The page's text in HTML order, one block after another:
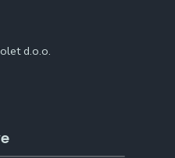
d.o.o.